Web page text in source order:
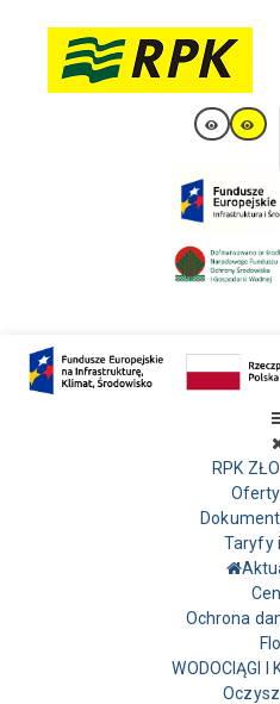
RPK
Taryfy
Ochrona
WODOCIĄGI I